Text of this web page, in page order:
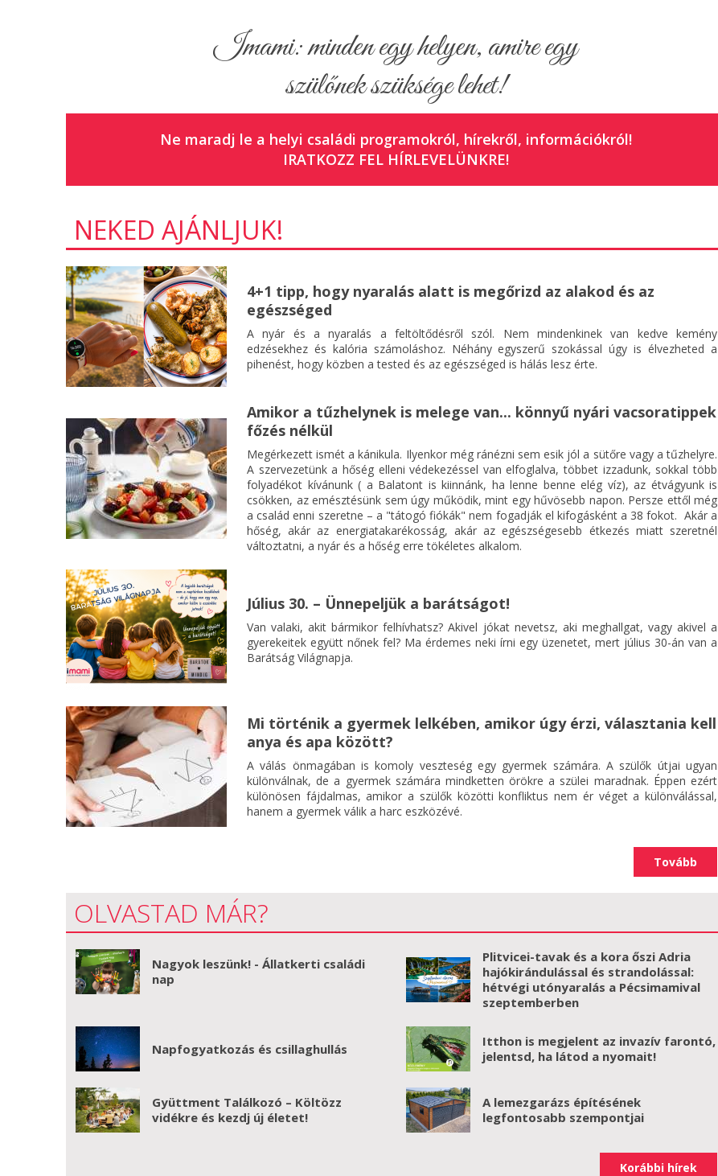
Imami: minden egy helyen, amire egy
szülőnek szüksége lehet!
Ne maradj le a helyi családi programokról, hírekről, információkról!
IRATKOZZ FEL HÍRLEVELÜNKRE!
NEKED AJÁNLJUK!
4+1 tipp, hogy nyaralás alatt is megőrizd az alakod és az
egészséged
A nyár és a nyaralás a feltöltődésről szól. Nem mindenkinek van kedve kemény
edzésekhez és kalória számoláshoz. Néhány egyszerű szokással úgy is élvezheted a
pihenést, hogy közben a tested és az egészséged is hálás lesz érte.
Amikor a tűzhelynek is melege van... könnyű nyári vacsoratippek
főzés nélkül
Megérkezett ismét a kánikula. Ilyenkor még ránézni sem esik jól a sütőre vagy a tűzhelyre.
A szervezetünk a hőség elleni védekezéssel van elfoglalva, többet izzadunk, sokkal több
folyadékot kívánunk ( a Balatont is kiinnánk, ha lenne benne elég víz), az étvágyunk is
csökken, az emésztésünk sem úgy működik, mint egy hűvösebb napon. Persze ettől még
a család enni szeretne – a "tátogó fiókák" nem fogadják el kifogásként a 38 fokot. Akár a
hőség, akár az energiatakarékosság, akár az egészségesebb étkezés miatt szeretnél
változtatni, a nyár és a hőség erre tökéletes alkalom.
Július 30. – Ünnepeljük a barátságot!
Van valaki, akit bármikor felhívhatsz? Akivel jókat nevetsz, aki meghallgat, vagy akivel a
gyerekeitek együtt nőnek fel? Ma érdemes neki írni egy üzenetet, mert július 30-án van a
Barátság Világnapja.
Mi történik a gyermek lelkében, amikor úgy érzi, választania kell
anya és apa között?
A válás önmagában is komoly veszteség egy gyermek számára. A szülők útjai ugyan
különválnak, de a gyermek számára mindketten örökre a szülei maradnak. Éppen ezért
különösen fájdalmas, amikor a szülők közötti konfliktus nem ér véget a különválással,
hanem a gyermek válik a harc eszközévé.
Tovább
OLVASTAD MÁR?
Nagyok leszünk! - Állatkerti családi
nap
Plitvicei-tavak és a kora őszi Adria
hajókirándulással és strandolással:
hétvégi utónyaralás a Pécsimamival
szeptemberben
Napfogyatkozás és csillaghullás
Itthon is megjelent az invazív farontó,
jelentsd, ha látod a nyomait!
Gyüttment Találkozó – Költözz
vidékre és kezdj új életet!
A lemezgarázs építésének
legfontosabb szempontjai
Korábbi hírek